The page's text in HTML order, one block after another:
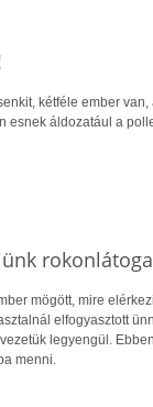
kétféle ember
esnek áldozatául a
mögött, mire
elfogyasztott
legyengül.
menni.